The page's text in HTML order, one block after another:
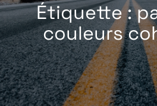
Étiquette :
couleurs